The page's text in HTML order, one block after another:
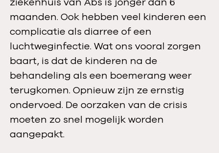
maanden. Ook hebben veel kinderen een
complicatie als diarree of een
luchtweginfectie. Wat ons vooral zorgen
baart, is dat de kinderen na de
behandeling als een boemerang weer
terugkomen. Opnieuw zijn ze ernstig
ondervoed. De oorzaken van de crisis
moeten zo snel mogelijk worden
aangepakt.